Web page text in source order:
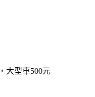
大型車500元